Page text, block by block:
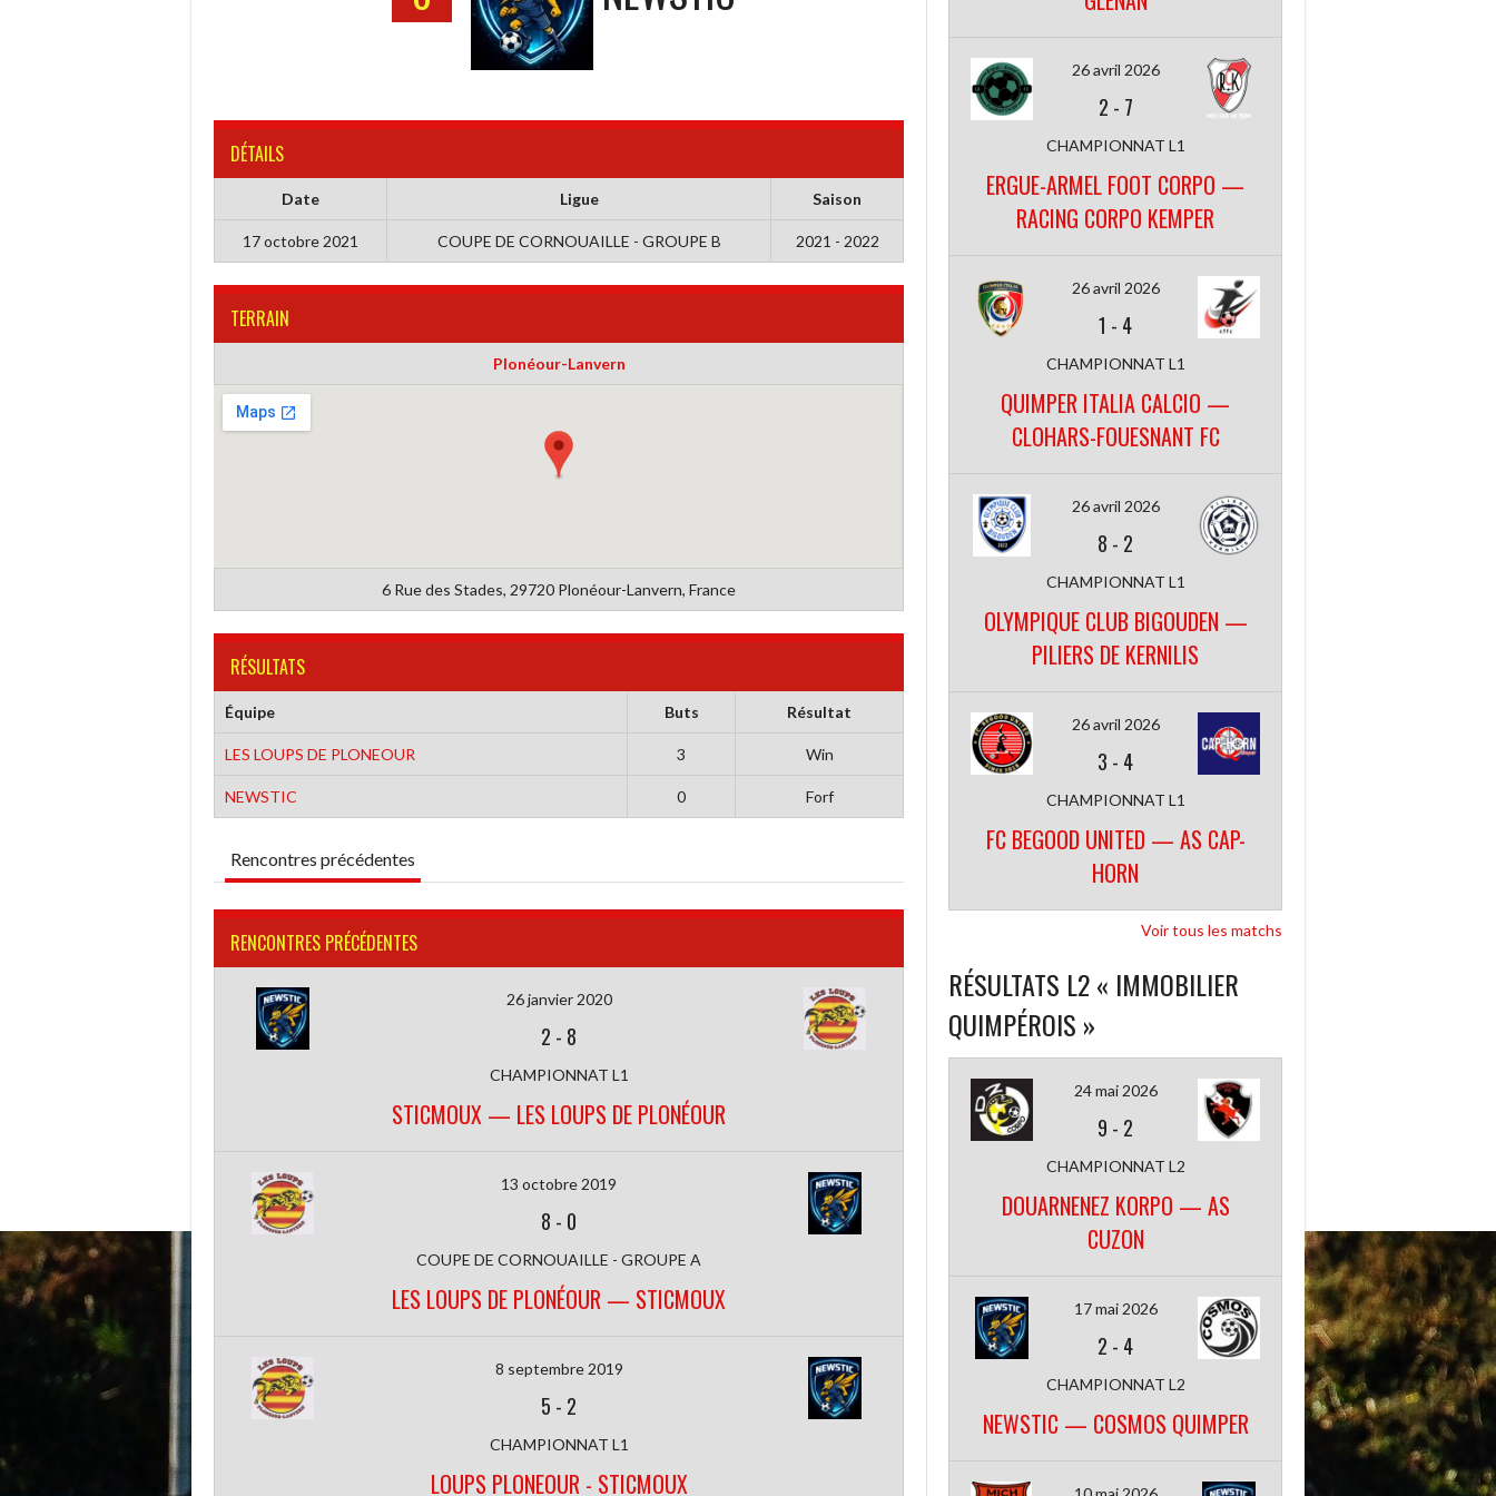
DÉTAILS
Date Ligue Saison
17 octobre 2021 COUPE DE CORNOUAILLE - GROUPE B 2021 - 2022
TERRAIN
Plonéour-Lanvern
6 Rue des Stades, 29720 Plonéour-Lanvern, France
RÉSULTATS
Équipe Buts Résultat
LES LOUPS DE PLONEOUR 3 Win
NEWSTIC 0 Forf
Rencontres précédentes
RENCONTRES PRÉCÉDENTES
26 janvier 2020
2 - 8
CHAMPIONNAT L1
STICMOUX — LES LOUPS DE PLONÉOUR
13 octobre 2019
8 - 0
COUPE DE CORNOUAILLE - GROUPE A
LES LOUPS DE PLONÉOUR — STICMOUX
8 septembre 2019
5 - 2
CHAMPIONNAT L1
LOUPS PLONEOUR - STICMOUX
26 avril 2026
2 - 7
CHAMPIONNAT L1
ERGUE-ARMEL FOOT CORPO —
RACING CORPO KEMPER
26 avril 2026
1 - 4
CHAMPIONNAT L1
QUIMPER ITALIA CALCIO —
CLOHARS-FOUESNANT FC
26 avril 2026
8 - 2
CHAMPIONNAT L1
OLYMPIQUE CLUB BIGOUDEN —
PILIERS DE KERNILIS
26 avril 2026
3 - 4
CHAMPIONNAT L1
FC BEGOOD UNITED — AS CAP-
HORN
Voir tous les matchs
RÉSULTATS L2 « IMMOBILIER
QUIMPÉROIS »
24 mai 2026
9 - 2
CHAMPIONNAT L2
DOUARNENEZ KORPO — AS
CUZON
17 mai 2026
2 - 4
CHAMPIONNAT L2
NEWSTIC — COSMOS QUIMPER